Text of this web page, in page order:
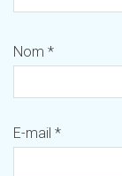
Nom *
E-mail *